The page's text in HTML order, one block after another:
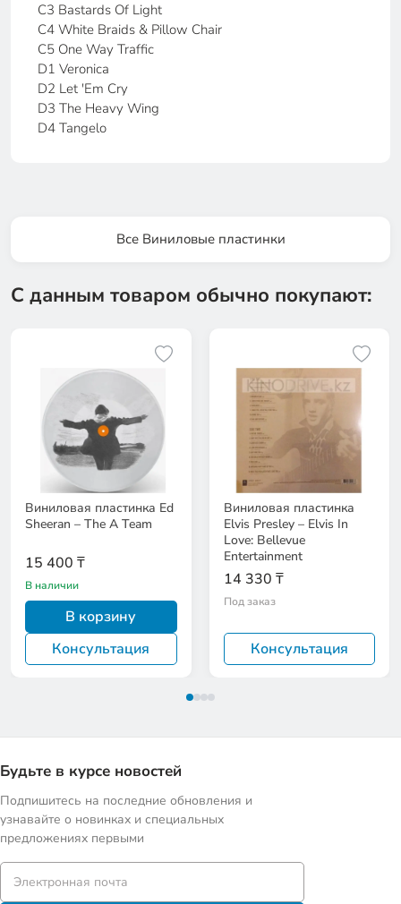
C3 Bastards Of Light
C4 White Braids & Pillow Chair
C5 One Way Traffic
D1 Veronica
D2 Let 'Em Cry
D3 The Heavy Wing
D4 Tangelo
Все Виниловые пластинки
С данным товаром обычно покупают:
Виниловая пластинка Ed
Sheeran – The A Team
15 400 ₸
В наличии
В корзину
Консультация
Виниловая пластинка
Elvis Presley – Elvis In
Love: Bellevue
Entertainment
14 330 ₸
Под заказ
Консультация
Будьте в курсе новостей
Подпишитесь на последние обновления и
узнавайте о новинках и специальных
предложениях первыми